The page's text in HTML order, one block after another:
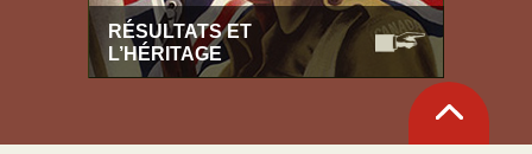
RÉSULTATS ET
L’HÉRITAGE
Retour
en